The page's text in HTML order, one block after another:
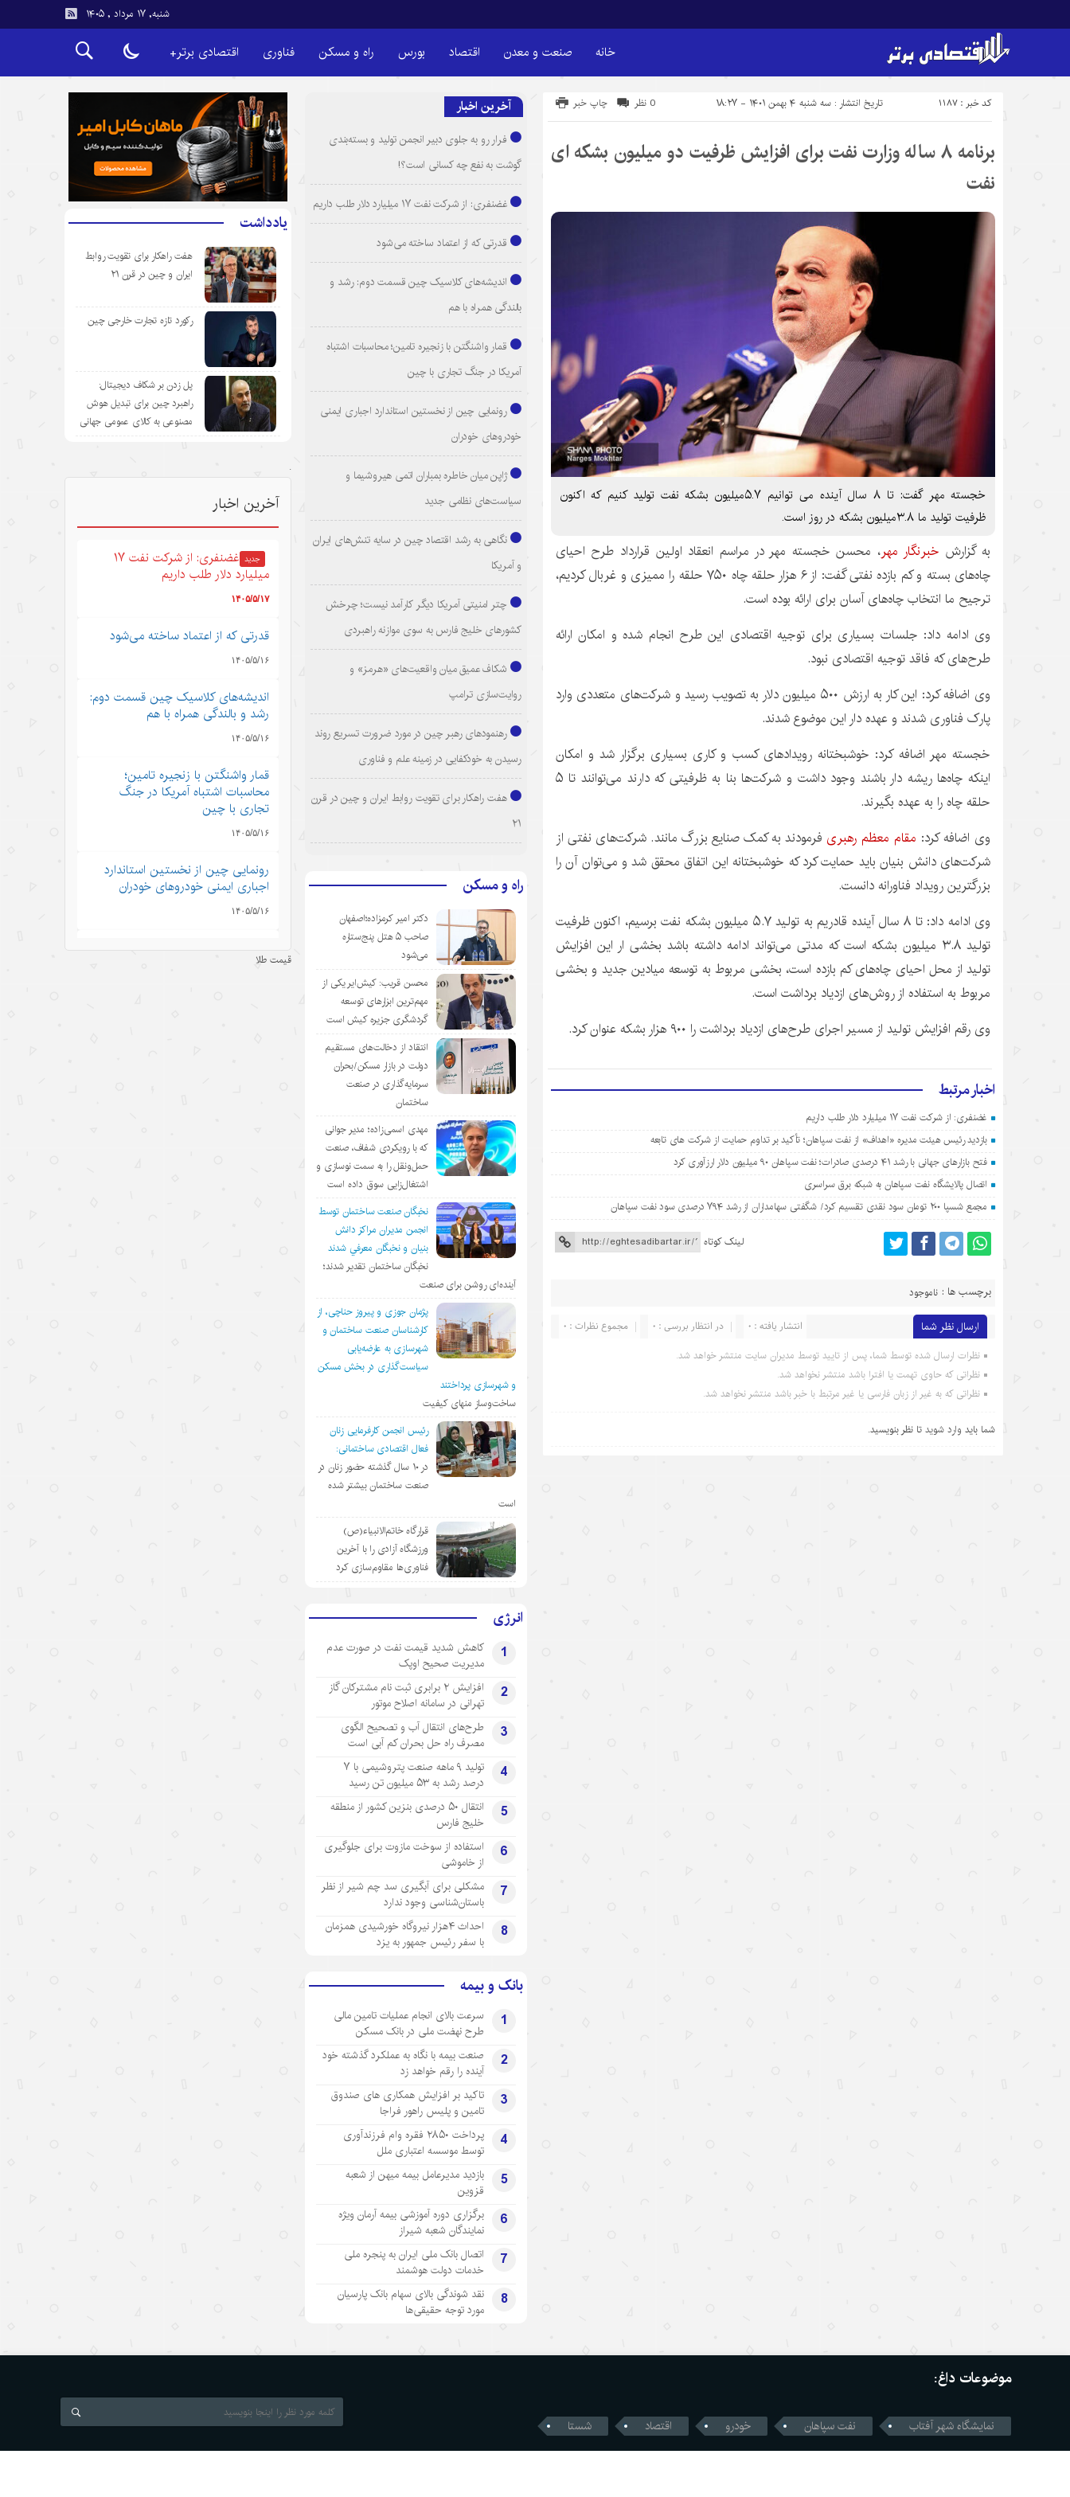
شنبه, ۱۷ مرداد , ۱۴۰۵
خانه صنعت و معدن اقتصاد بورس راه و مسکن فناوری اقتصادی برتر+
تاریخ انتشار : سه شنبه ۴ بهمن ۱۴۰۱ - ۱۸:۲۷ کد خبر : 1187 چاپ خبر 0 نظر
برنامه ۸ ساله وزارت نفت برای افزایش ظرفیت دو میلیون بشکه ای
نفت
خجسته مهر گفت: تا ۸ سال آینده می توانیم ۵.۷میلیون بشکه نفت تولید کنیم که اکنون
ظرفیت تولید ما ۳.۸میلیون بشکه در روز است.
به گزارش خبرنگار مهر، محسن خجسته مهر در مراسم انعقاد اولین قرارداد طرح احیای
چاه‌های بسته و کم بازده نفتی گفت: از ۶ هزار حلقه چاه ۷۵۰ حلقه را ممیزی و غربال کردیم،
ترجیح ما انتخاب چاه‌های آسان برای ارائه بوده است.
وی ادامه داد: جلسات بسیاری برای توجیه اقتصادی این طرح انجام شده و امکان ارائه
طرح‌های که فاقد توجیه اقتصادی نبود.
وی اضافه کرد: این کار به ارزش ۵۰۰ میلیون دلار به تصویب رسید و شرکت‌های متعددی وارد
پارک فناوری شدند و عهده دار این موضوع شدند.
خجسته مهر اضافه کرد: خوشبختانه رویدادهای کسب و کاری بسیاری برگزار شد و امکان
اینکه چاه‌ها ریشه دار باشند وجود داشت و شرکت‌ها بنا به ظرفیتی که دارند می‌توانند تا ۵
حلقه چاه را به عهده بگیرند.
وی اضافه کرد: مقام معظم رهبری فرمودند به کمک صنایع بزرگ مانند. شرکت‌های نفتی از
شرکت‌های دانش بنیان باید حمایت کرد که خوشبختانه این اتفاق محقق شد و می‌توان آن را
بزرگترین رویداد فناورانهدانست.
وی ادامه داد: تا ۸ سال آینده قادریم به تولید ۵.۷ میلیون بشکه نفت برسیم، اکنون ظرفیت
تولید ۳.۸ میلیون بشکه است که مدتی می‌تواند ادامه داشته باشد بخشی
ار این افزایش
تولید از محل احیای چاه‌های کم بازده است، بخشی مربوط به توسعه میادین جدید و بخشی
مربوط به استفاده از روش‌های ازدیاد برداشت است.
وی رقم افزایش تولید از مسیر اجرای طرح‌های ازدیاد برداشت را ۹۰۰ هزار بشکه عنوان کرد.
اخبار مرتبط
غضنفری: از شرکت نفت ۱۷ میلیارد دلار طلب داریم
بازدید رئیس هیئت مدیره «اهداف» از نفت سپاهان؛ تأکید بر تداوم حمایت از شرکت های تابعه
فتح بازارهای جهانی با رشد ۴۱ درصدی صادرات؛ نفت سپاهان ۹۰ میلیون دلار ارزآوری کرد
اتصال پالایشگاه نفت سپاهان به شبکه برق سراسری
مجمع شسپا ۲۰۰ تومان سود نقدی تقسیم کرد/ شگفتی سهامداران از رشد ۷۹۴ درصدی سود نفت سپاهان
لینک کوتاه
برچسب ها : ناموجود
ارسال نظر شما مجموع نظرات : 0 در انتظار بررسی : 0 انتشار یافته : 0
نظرات ارسال شده توسط شما، پس از تایید توسط مدیران سایت منتشر خواهد شد.
نظراتی که حاوی تهمت یا افترا باشد منتشر نخواهد شد.
نظراتی که به غیر از زبان فارسی یا غیر مرتبط با خبر باشد منتشر نخواهد شد.
شما باید وارد شوید تا نظر بنویسید.
آخرین اخبار
فرار رو به جلوی دبیر انجمن تولید و بسته‌بندی
گوشت به نفع چه کسانی است؟!
غضنفری: از شرکت نفت ۱۷ میلیارد دلار طلب داریم
قدرتی که از اعتماد ساخته می‌شود
اندیشه‌های کلاسیک چین قسمت دوم: رشد و
بالندگی همراه با هم
قمار واشنگتن با زنجیره تامین؛ محاسبات اشتباه
آمریکا در جنگ تجاری با چین
رونمایی چین از نخستین استاندارد اجباری ایمنی
خودروهای خودران
ژاپن میان خاطره بمباران اتمی هیروشیما و
سیاست‌های نظامی جدید
نگاهی به رشد اقتصاد چین در سایه تنش‌های ایران
و آمریکا
چتر امنیتی آمریکا دیگر کارآمد نیست؛ چرخش
کشورهای خلیج فارس به سوی موازنه راهبردی
شکاف عمیق میان واقعیت‌های «هرمز» و
روایت‌سازی ترامپ
رهنمودهای رهبر چین در مورد ضرورت تسریع روند
رسیدن به خودکفایی در زمینه علم و فناوری
هفت راهکار برای تقویت روابط ایران و چین در قرن
۲۱
راه و مسکن
دکتر امیر کرمزاده؛اصفهان
صاحب ۵ هتل پنج‌ستاره
می‌شود
محسن قریب: کیش‌ایر یکی از
مهم‌ترین ابزارهای توسعه
گردشگری جزیره کیش است
انتقاد از دخالت‌های مستقیم
دولت در بازار مسکن/بحران
سرمایه‌گذاری در صنعت
ساختمان
مهدی اسمی‌زاده؛ مدیر جوانی
که با رویکردی شفاف، صنعت
حمل‌ونقل را به سمت نوسازی و
اشتغال‌زایی سوق داده است
نخبگان صنعت ساختمان توسط
انجمن مديران مراكز دانش
بنيان و نخبگان معرفي شدند
نخبگان ساختمان تقدیر شدند؛
آینده‌ای روشن برای صنعت
پژمان جوزی و پیروز حناچی، از
کارشناسان صنعت ساختمان و
شهرسازی به عارضه‌یابی
سیاست‌گذاری در بخش مسکن
و شهرسازی پرداختند
ساخت‌وساز منهای کیفیت
رئیس انجمن کارفرمایی زنان
فعال اقتصادی ساختمانی:
در ١٠ سال گذشته حضور زنان در
صنعت ساختمان بیشتر شده
است
قرارگاه خاتم‌الانبیاء(ص)
ورزشگاه آزادی را با آخرین
فناوری‌ها مقاوم‌سازی کرد
انرژی
1
کاهش شدید قیمت نفت در صورت عدم
مدیریت صحیح اوپک
2
افزایش ۲ برابری ثبت نام مشترکان گاز
تهرانی‌ در سامانه اصلاح موتور
3
طرح‌های انتقال آب و تصحیح الگوی
مصرف راه حل بحران کم آبی است
4
تولید ۹ ماهه صنعت پتروشیمی با ۷
درصد رشد به ۵۳ میلیون تن رسید
5
انتقال ۵۰ درصدی بنزین کشور از منطقه
خلیج فارس
6
استفاده از سوخت مازوت برای جلوگیری
از خاموشی
7
مشکلی برای آبگیری سد چم شیر از نظر
باستان‌شناسی وجود ندارد
8
احداث ۴هزار نیروگاه خورشیدی همزمان
با سفر رئیس جمهور به یزد
بانک و بیمه
1
سرعت بالای انجام عملیات تامین مالی
طرح نهضت ملی در بانک مسکن
2
صنعت بیمه با نگاه به عملکرد گذشته خود
آینده را رقم خواهد زد
3
تاکید بر افزایش همکاری های صندوق
تامین و پلیس راهور فراجا
4
پرداخت ۲۸۵۰ فقره وام فرزندآوری
توسط موسسه اعتباری ملل
5
بازدید مدیرعامل بیمه میهن از شعبه
قزوین
6
برگزاری دوره آموزشی بیمه آرمان ویژه
نمایندگان شعبه شیراز
7
اتصال بانک ملی ایران به پنجره ملی
خدمات دولت هوشمند
8
نقد شوندگی بالای سهام بانک پارسیان
مورد توجه حقیقی‌ها
یادداشت
هفت راهکار برای تقویت روابط
ایران و چین در قرن ۲۱
رکورد تازه تجارت خارجی چین
پل زدن بر شکاف دیجیتال:
راهبرد چین برای تبدیل هوش
مصنوعی به کالای عمومی جهانی
.
آخرین اخبار
جدید
غضنفری: از شرکت نفت ۱۷
میلیارد دلار طلب داریم
۱۴۰۵/۵/۱۷
قدرتی که از اعتماد ساخته می‌شود
۱۴۰۵/۵/۱۶
اندیشه‌های کلاسیک چین قسمت دوم:
رشد و بالندگی همراه با هم
۱۴۰۵/۵/۱۶
قمار واشنگتن با زنجیره تامین؛
محاسبات اشتباه آمریکا در جنگ
تجاری با چین
۱۴۰۵/۵/۱۶
رونمایی چین از نخستین استاندارد
اجباری ایمنی خودروهای خودران
۱۴۰۵/۵/۱۶
ژاپن میان خاطره بمباران اتمی
هیروشیما و سیاست‌های نظامی جدید
«مدرسه» ربات‌ها در چین؛ پلی میان
آزمایشگاه و دنیای واقعی
قیمت طلا
موضوعات داغ:
نمایشگاه شهر آفتاب نفت سپاهان خودرو اقتصاد شستا